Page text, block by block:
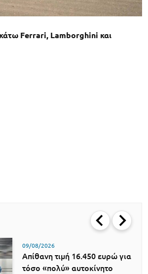
Ferrari, Lamborghini και
09/08/2026
Απίθανη τιμή 16.450 ευρώ για
τόσο «πολύ» αυτοκίνητο